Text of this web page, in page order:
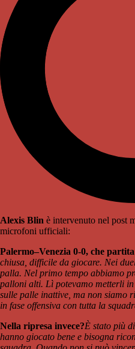
Alexis Blin è intervenuto nel post
microfoni ufficiali:
Palermo–Venezia 0-0, che partita
chiusa, difficile da giocare. Nei
palla. Nel primo tempo abbiamo
palloni alti. Lì potevamo metterli
sulle palle inattive, ma non siamo
in fase offensiva con tutta la
Nella ripresa invece?È stato più
hanno giocato bene e bisogna